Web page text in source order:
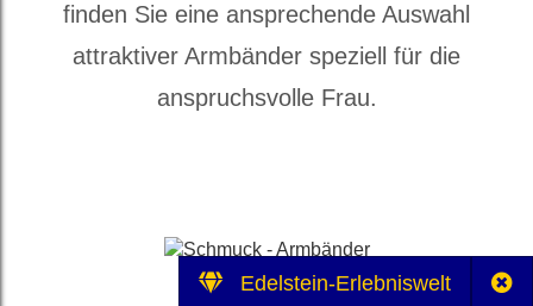
Edelstein-Erlebniswelt
finden Sie eine ansprechende Auswahl
attraktiver Armbänder speziell für die
anspruchsvolle Frau.